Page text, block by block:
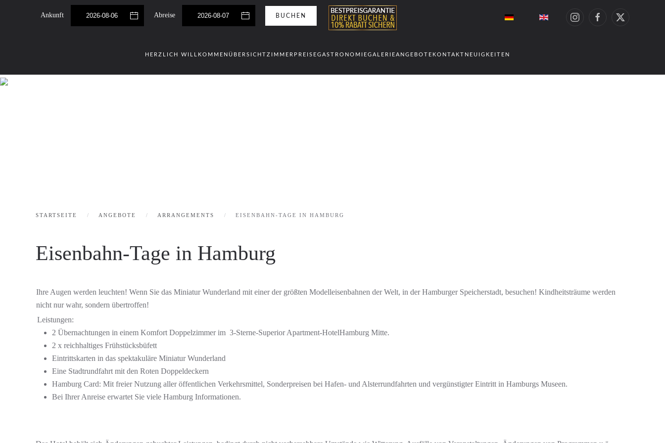
Ankunft Abreise
HERZLICH WILLKOMMEN ÜBERSICHTZIMMER PREISEGASTRONOMIEGALERIEANGEBOTE KONTAKT NEUIGKEITEN
STARTSEITE ANGEBOTE ARRANGEMENTS EISENBAHN-TAGE IN HAMBURG
Eisenbahn-Tage in Hamburg
Ihre Augen werden leuchten! Wenn Sie das Miniatur Wunderland mit einer der größten Modelleisenbahnen der Welt, in der Hamburger Speicherstadt, besuchen! Kindheitsträume werden
nicht nur wahr, sondern übertroffen!
Leistungen:
2 Übernachtungen in einem Komfort Doppelzimmer im 3-Sterne-Superior Apartment-HotelHamburg Mitte.
2 x reichhaltiges Frühstücksbüfett
Eintrittskarten in das spektakuläre Miniatur Wunderland
Eine Stadtrundfahrt mit den Roten Doppeldeckern
Hamburg Card: Mit freier Nutzung aller öffentlichen Verkehrsmittel, Sonderpreisen bei Hafen- und Alsterrundfahrten und vergünstigter Eintritt in Hamburgs Museen.
Bei Ihrer Anreise erwartet Sie viele Hamburg Informationen.